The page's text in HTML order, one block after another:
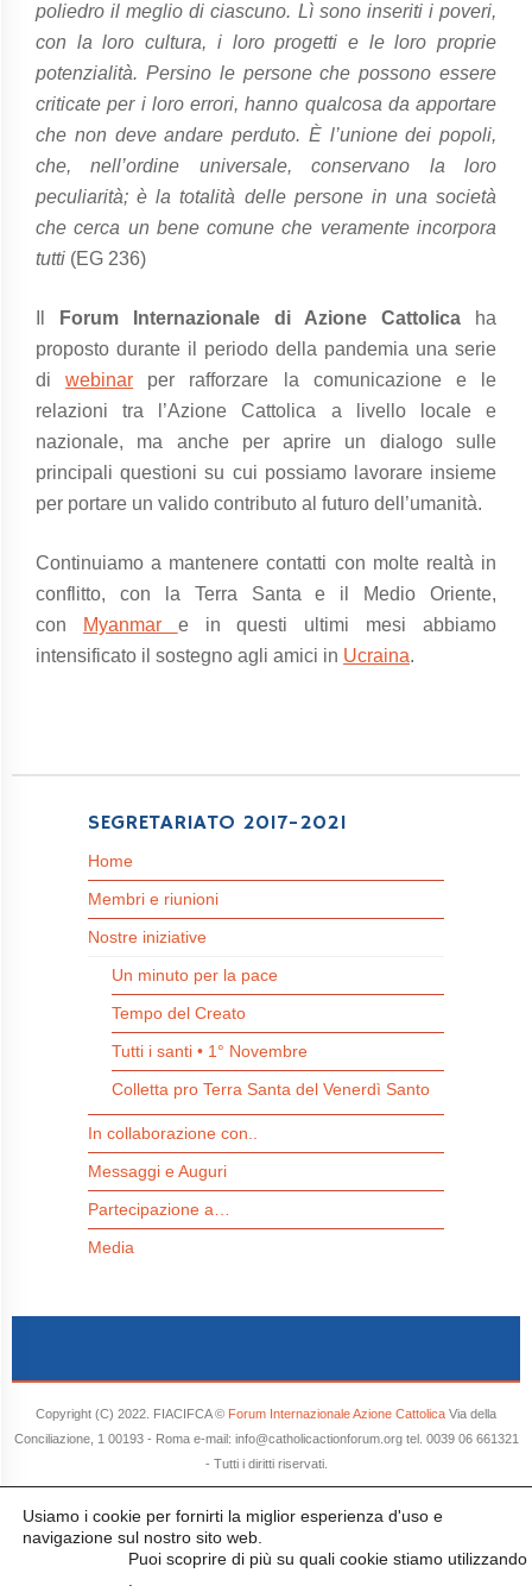
poliedro il meglio di ciascuno. Lì sono inseriti i poveri,
con la loro cultura, i loro progetti e le loro proprie
potenzialità. Persino le persone che possono essere
criticate per i loro errori, hanno qualcosa da apportare
che non deve andare perduto. È l’unione dei popoli,
che, nell’ordine universale, conservano la loro
peculiarità; è la totalità delle persone in una società
che cerca un bene comune che veramente incorpora
tutti (EG 236)
Forum Internazionale di Azione Cattolica ha
proposto durante il periodo della pandemia una serie
diwebinar per rafforzare la comunicazione e le
relazioni tra l’Azione Cattolica a livello locale e
nazionale, ma anche per aprire un dialogo sulle
principali questioni su cui possiamo lavorare insieme
per portare un valido contributo al futuro dell’umanità.
Continuiamo a mantenere contatti con molte realtà in
conflitto, con la Terra Santa e il Medio Oriente,
con
Myanmar e in questi ultimi mesi abbiamo
intensificato il sostegno agli amici in Ucraina.
SEGRETARIATO 2017-2021
Home
Membri e riunioni
Nostre iniziative
Un minuto per la pace
Tempo del Creato
Tutti i santi • 1° Novembre
Colletta pro Terra Santa del Venerdì Santo
In collaborazione con..
Messaggi e Auguri
Partecipazione a…
Media
Copyright (C) 2022. FIACIFCA © Forum Internazionale Azione Cattolica Via della
Conciliazione, 1 00193 - Roma e-mail: info@catholicactionforum.org tel. 0039 06 661321
- Tutti i diritti riservati.
Usiamo i cookie per fornirti la miglior esperienza d'uso e
navigazione sul nostro sito web.
Puoi scoprire di più su quali cookie stiamo utilizzando